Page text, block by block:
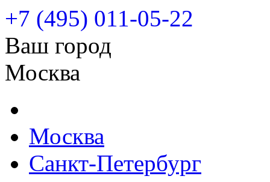
+7 (495) 011-05-22
Ваш город
Москва
Москва
Санкт-Петербург